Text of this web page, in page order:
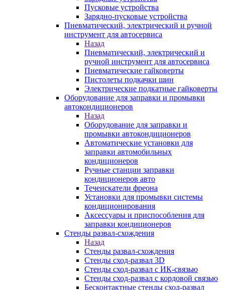
Пусковые устройства
Зарядно-пусковые устройства
Пневматический, электрический и ручной
инструмент для автосервиса
Назад
Пневматический, электрический и
ручной инструмент для автосервиса
Пневматические гайковерты
Пистолеты подкачки шин
Электрические подкатные гайковерты
Оборудование для заправки и промывки
автокондиционеров
Назад
Оборудование для заправки и
промывки автокондиционеров
Автоматические установки для
заправки автомобильных
кондиционеров
Ручные станции заправки
кондиционеров авто
Течеискатели фреона
Установки для промывки системы
кондиционирования
Аксессуары и приспособления для
заправки кондиционеров
Стенды развал-схождения
Назад
Стенды развал-схождения
Стенды сход-развал 3D
Стенды сход-развал с ИК-связью
Стенды сход-развал с кордовой связью
Бесконтактные стенды сход-развал